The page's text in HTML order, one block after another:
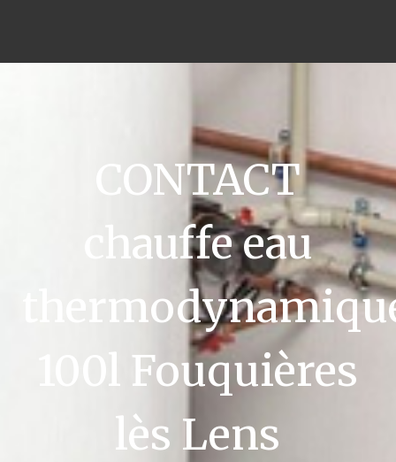
CONTACT
chauffe eau
100l Fouquières
lès Lens